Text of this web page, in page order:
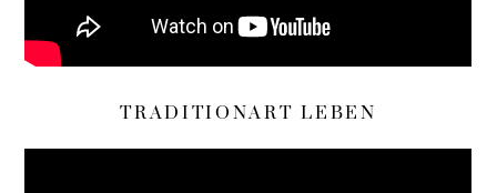
TRADITIONART LEBEN